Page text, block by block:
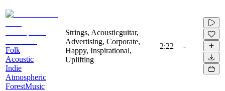
Folk
Acoustic
Indie
Atmospheric
ForestMusic
Strings, Acousticguitar,
Advertising, Corporate,
Happy, Inspirational,
Uplifting
2:22 -